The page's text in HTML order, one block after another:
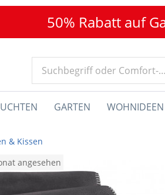
50% Rabatt auf
GARTEN WOHNIDEEN
& Kissen
angesehen